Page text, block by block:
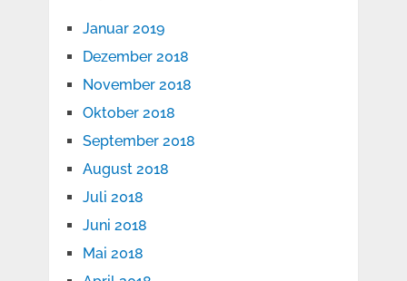
Januar 2019
Dezember 2018
November 2018
Oktober 2018
September 2018
August 2018
Juli 2018
Juni 2018
Mai 2018